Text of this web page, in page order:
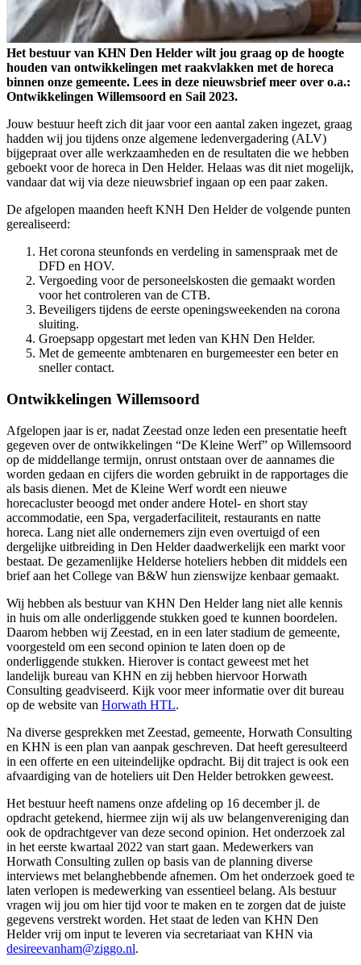
Het bestuur van KHN Den Helder wilt jou graag op de hoogte
houden van ontwikkelingen met raakvlakken met de horeca
binnen onze gemeente. Lees in deze nieuwsbrief meer over o.a.:
Ontwikkelingen Willemsoord en Sail 2023.
Jouw bestuur heeft zich dit jaar voor een aantal zaken ingezet, graag
hadden wij jou tijdens onze algemene ledenvergadering (ALV)
bijgepraat over alle werkzaamheden en de resultaten die we hebben
geboekt voor de horeca in Den Helder. Helaas was dit niet mogelijk,
vandaar dat wij via deze nieuwsbrief ingaan op een paar zaken.
De afgelopen maanden heeft KNH Den Helder de volgende punten
gerealiseerd:
Het corona steunfonds en verdeling in samenspraak met de
DFD en HOV.
Vergoeding voor de personeelskosten die gemaakt worden
voor het controleren van de CTB.
Beveiligers tijdens de eerste openingsweekenden na corona
sluiting.
Groepsapp opgestart met leden van KHN Den Helder.
Met de gemeente ambtenaren en burgemeester een beter en
sneller contact.
Ontwikkelingen Willemsoord
Afgelopen jaar is er, nadat Zeestad onze leden een presentatie heeft
gegeven over de ontwikkelingen “De Kleine Werf” op Willemsoord
op de middellange termijn, onrust ontstaan over de aannames die
worden gedaan en cijfers die worden gebruikt in de rapportages die
als basis dienen. Met de Kleine Werf wordt een nieuwe
horecacluster beoogd met onder andere Hotel- en short stay
accommodatie, een Spa, vergaderfaciliteit, restaurants en natte
horeca. Lang niet alle ondernemers zijn even overtuigd of een
dergelijke uitbreiding in Den Helder daadwerkelijk een markt voor
bestaat. De gezamenlijke Helderse hoteliers hebben dit middels een
brief aan het College van B&W hun zienswijze kenbaar gemaakt.
Wij hebben als bestuur van KHN Den Helder lang niet alle kennis
in huis om alle onderliggende stukken goed te kunnen boordelen.
Daarom hebben wij Zeestad, en in een later stadium de gemeente,
voorgesteld om een second opinion te laten doen op de
onderliggende stukken. Hierover is contact geweest met het
landelijk bureau van KHN en zij hebben hiervoor Horwath
Consulting geadviseerd. Kijk voor meer informatie over dit bureau
op de website van Horwath HTL.
Na diverse gesprekken met Zeestad, gemeente, Horwath Consulting
en KHN is een plan van aanpak geschreven. Dat heeft geresulteerd
in een offerte en een uiteindelijke opdracht. Bij dit traject is ook een
afvaardiging van de hoteliers uit Den Helder betrokken geweest.
Het bestuur heeft namens onze afdeling op 16 december jl. de
opdracht getekend, hiermee zijn wij als uw belangenvereniging dan
ook de opdrachtgever van deze second opinion. Het onderzoek zal
in het eerste kwartaal 2022 van start gaan. Medewerkers van
Horwath Consulting zullen op basis van de planning diverse
interviews met belanghebbende afnemen. Om het onderzoek goed te
laten verlopen is medewerking van essentieel belang. Als bestuur
vragen wij jou om hier tijd voor te maken en te zorgen dat de juiste
gegevens verstrekt worden. Het staat de leden van KHN Den
Helder vrij om input te leveren via secretariaat van KHN via
desireevanham@ziggo.nl.